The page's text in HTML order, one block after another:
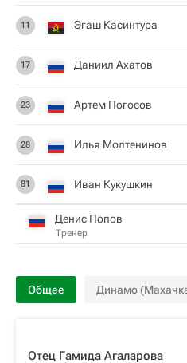
11 Эгаш Касинтура
17 Даниил Ахатов
23 Артем Погосов
28 Илья Молтенинов
81 Иван Кукушкин
Денис Попов
Тренер
Общее Динамо
Отец Гамида Агаларова